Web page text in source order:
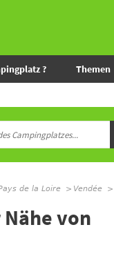
? Themen
de la Loire Vendée
von